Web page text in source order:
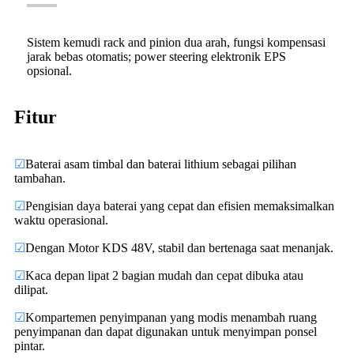
Sistem kemudi rack and pinion dua arah, fungsi kompensasi
jarak bebas otomatis; power steering elektronik EPS
opsional.
Fitur
☑Baterai asam timbal dan baterai lithium sebagai pilihan
tambahan.
☑Pengisian daya baterai yang cepat dan efisien memaksimalkan
waktu operasional.
☑Dengan Motor KDS 48V, stabil dan bertenaga saat menanjak.
☑Kaca depan lipat 2 bagian mudah dan cepat dibuka atau
dilipat.
☑Kompartemen penyimpanan yang modis menambah ruang
penyimpanan dan dapat digunakan untuk menyimpan ponsel
pintar.